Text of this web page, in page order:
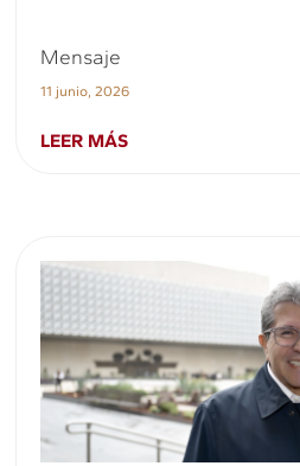
Mensaje
11 junio, 2026
LEER MÁS